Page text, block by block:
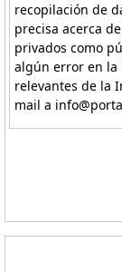
recopilación de
precisa acerca
privados como
algún error en la
relevantes de la
mail a